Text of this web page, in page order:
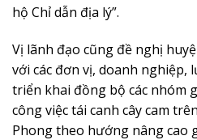
hộ Chỉ dẫn địa lý”.
Vị lãnh đạo cũng đề nghị
với các đơn vị, doanh nghiệp,
triển khai đồng bộ các nhóm
công việc tái canh cây cam
Phong theo hướng nâng cao